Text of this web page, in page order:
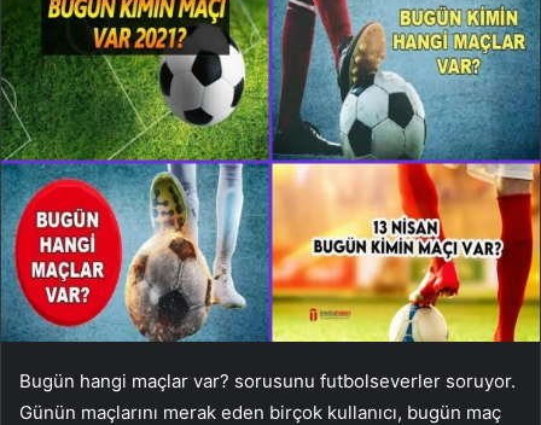
Bugün hangi maçlar var? sorusunu futbolseverler soruyor.
Günün maçlarını merak eden birçok kullanıcı, bugün maç